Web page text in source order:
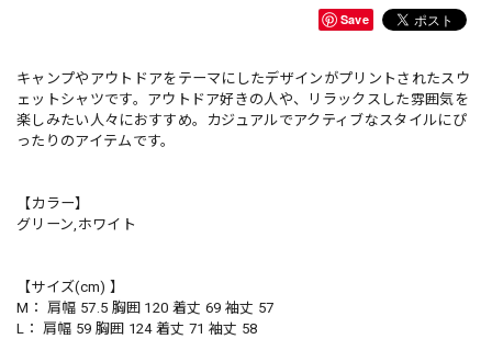
Save
キャンプやアウトドアをテーマにしたデザインがプリントされたスウ
ェットシャツです。アウトドア好きの人や、リラックスした雰囲気を
楽しみたい人々におすすめ。カジュアルでアクティブなスタイルにぴ
ったりのアイテムです。
【カラー】
グリーン,ホワイト
【サイズ(cm) 】
M： 肩幅 57.5 胸囲 120 着丈 69 袖丈 57
L： 肩幅 59 胸囲 124 着丈 71 袖丈 58